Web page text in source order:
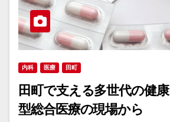
内科 医療 田町
田町で支える多世代の健
型総合医療の現場から